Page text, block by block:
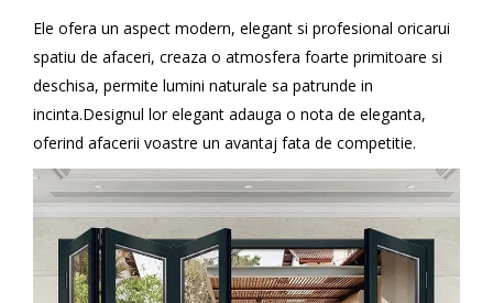
Ele ofera un aspect modern, elegant si profesional oricarui
spatiu de afaceri, creaza o atmosfera foarte primitoare si
deschisa, permite lumini naturale sa patrunde in
incinta.Designul lor elegant adauga o nota de eleganta,
oferind afacerii voastre un avantaj fata de competitie.